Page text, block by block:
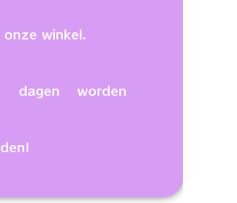
winkel.
worden